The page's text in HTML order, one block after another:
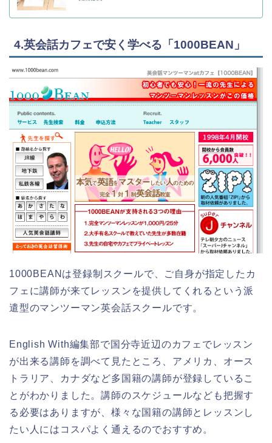
4.英会話カフェで安く学べる「1000BEAN」
1000BEANは登録制スクールで、ご自身が指定したカ
フェに講師が来てレッスンを提供してくれるという派
遣型のマンツーマン英会話スクールです。
English With編集部で国分寺近辺のカフェでレッスン
が出来る講師を調べて見たところ、アメリカ、オース
トラリア、カナダなど多国籍の講師が登録しているこ
とがわかりました。講師のスケジュールなども把握す
る必要はありますが、様々な国籍の講師とレッスンし
たい人にはコスパよく通えるのでおすすめ。